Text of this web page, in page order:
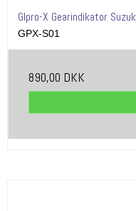
GIpro-X Gearindikator
GPX-S01
890,00 DKK